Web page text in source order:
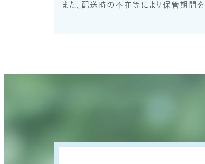
また、配送時の不在等により保管期間